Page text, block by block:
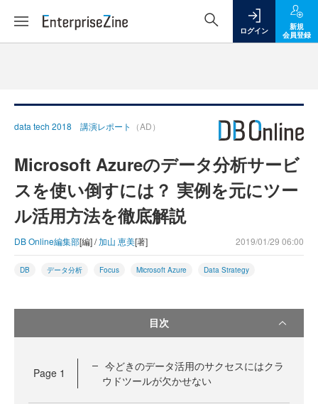
ログイン
新規
会員登録
data tech 2018 講演レポート （AD）
Microsoft Azureのデータ分析サービ
スを使い倒すには？ 実例を元にツー
ル活用方法を徹底解説
DB Online編集部[編] /加山 恵美[著] 2019/01/29 06:00
DB データ分析 Focus Microsoft Azure Data Strategy
目次
Page 1
今どきのデータ活用のサクセスにはクラ
ウドツールが欠かせない